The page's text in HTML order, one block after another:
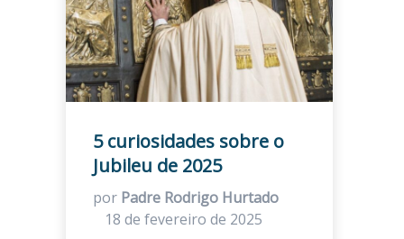
5 curiosidades sobre o
Jubileu de 2025
por Padre Rodrigo Hurtado
18 de fevereiro de 2025